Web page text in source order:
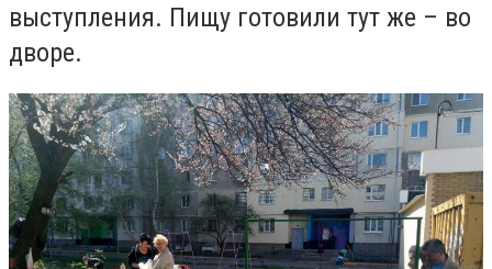
выступления. Пищу готовили тут же – во
дворе.